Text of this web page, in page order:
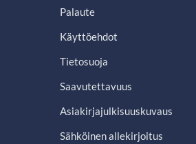
Palaute
Käyttöehdot
Tietosuoja
Saavutettavuus
Asiakirjajulkisuuskuvaus
Sähköinen allekirjoitus